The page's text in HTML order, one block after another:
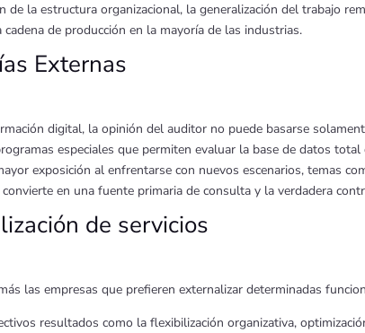
de la estructura organizacional, la generalización del trabajo
de producción en la mayoría de las industrias.
Externas
digital, la opinión del auditor no puede basarse
especiales que permiten evaluar la base de datos
exposición al enfrentarse con nuevos escenarios, temas
en una fuente primaria de consulta y la verdadera
de servicios
las empresas que prefieren externalizar determinadas
resultados como la flexibilización organizativa,